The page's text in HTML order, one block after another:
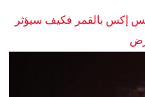
إكس بالقمر فكيف سيؤثر